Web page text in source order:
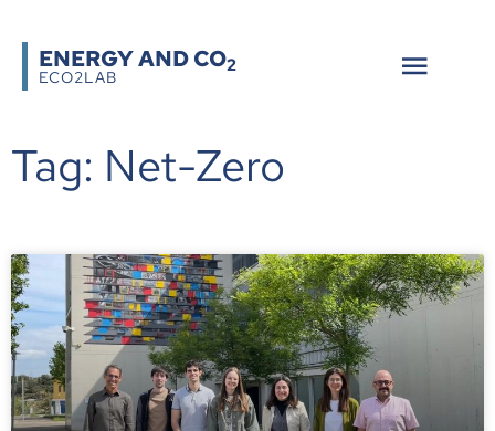
ENERGY AND CO2
ECO2LAB
Tag: Net-Zero